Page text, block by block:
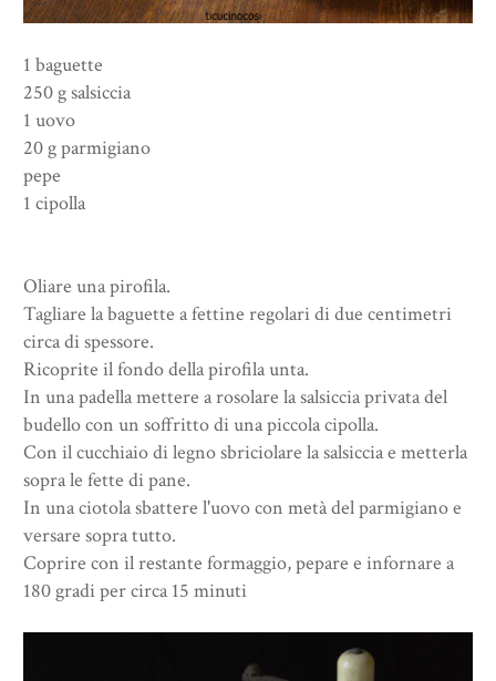
1 baguette
250 g salsiccia
1 uovo
20 g parmigiano
pepe
1 cipolla
Oliare una pirofila.
Tagliare la baguette a fettine regolari di due centimetri
circa di spessore.
Ricoprite il fondo della pirofila unta.
In una padella mettere a rosolare la salsiccia privata del
budello con un soffritto di una piccola cipolla.
Con il cucchiaio di legno sbriciolare la salsiccia e metterla
sopra le fette di pane.
In una ciotola sbattere l'uovo con metà del parmigiano e
versare sopra tutto.
Coprire con il restante formaggio, pepare e infornare a
180 gradi per circa 15 minuti